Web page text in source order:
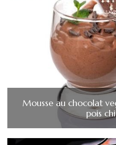
Mousse au chocolat
pois